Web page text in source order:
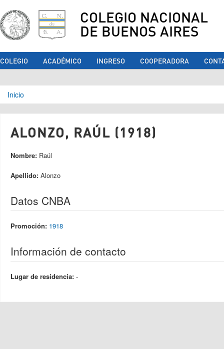
COLEGIO NACIONAL
DE BUENOS AIRES
COLEGIO ACADÉMICO INGRESO COOPERADORA
Se encuentra usted aquí
Inicio
ALONZO, RAÚL (1918)
Nombre: Raúl
Apellido: Alonzo
Datos CNBA
Promoción: 1918
Información de contacto
Lugar de residencia: -